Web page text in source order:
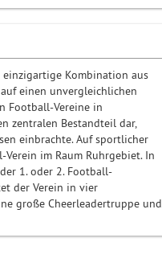
Kombination aus
einen unvergleichlichen
Football-Vereine in
zentralen Bestandteil dar,
einbrachte. Auf sportlicher
im Raum Ruhrgebiet. In
1. oder 2. Football-
der Verein in vier
große Cheerleadertruppe und